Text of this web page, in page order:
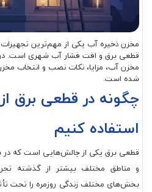
مخزن ذخیره آب یکی از مهم‌ترین
قطعی برق و افت فشار آب شهری است. در
مخزن آب، مزایا، نکات نصب و انتخاب
شده است.
چگونه در قطعی برق
استفاده کنیم
قطعی برق یکی از چالش‌هایی است که در
و مناطق مختلف بیشتر از گذشته
بخش‌های مختلف زندگی روزمره را تحت